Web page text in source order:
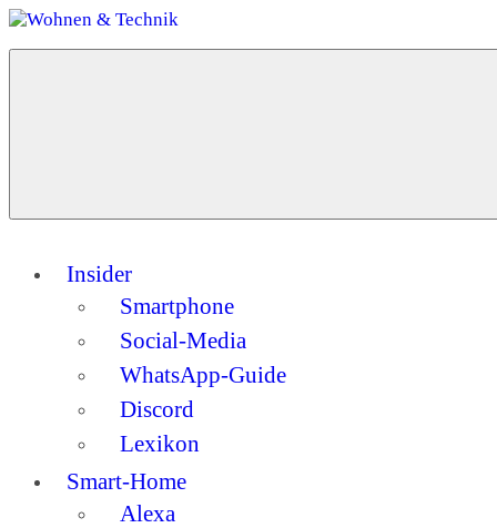
Zum
Insider
Smartphone
Social-Media
WhatsApp-Guide
Discord
Lexikon
Smart-Home
Alexa